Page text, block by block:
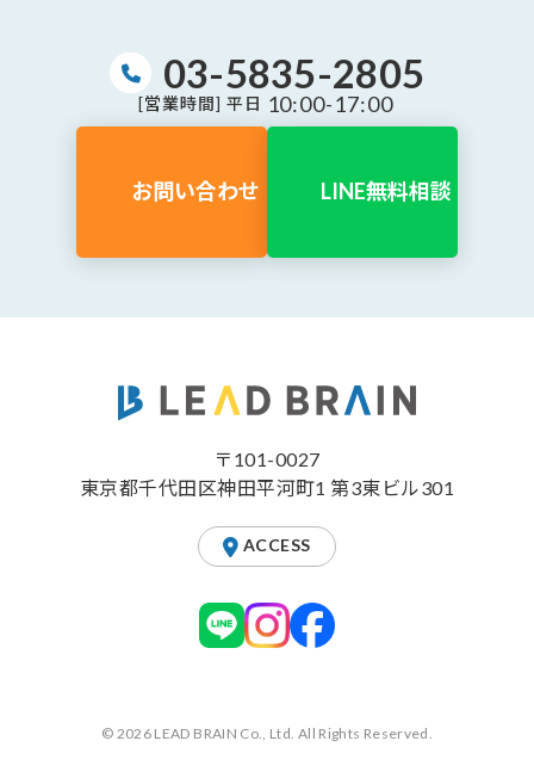
03-5835-2805
[営業時間] 平日 10:00-17:00
お問い合わせ LINE無料相談
〒101-0027
東京都千代田区神田平河町1 第3東ビル301
ACCESS
© 2026 LEAD BRAIN Co., Ltd. All Rights Reserved.